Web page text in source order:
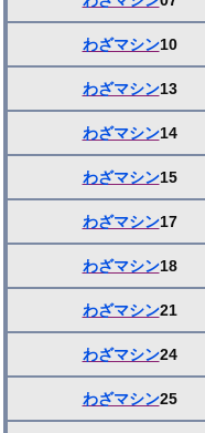
わざマシン10
わざマシン13
わざマシン14
わざマシン15
わざマシン17
わざマシン18
わざマシン21
わざマシン24
わざマシン25